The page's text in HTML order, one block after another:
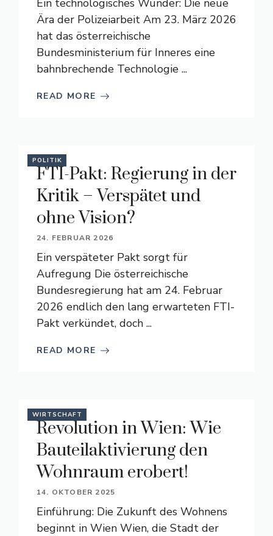
Ein technologisches Wunder: Die neue
Ära der Polizeiarbeit Am 23. März 2026
hat das österreichische
Bundesministerium für Inneres eine
bahnbrechende Technologie ...
READ MORE
POLITIK
FTI-Pakt: Regierung in der
Kritik – Verspätet und
ohne Vision?
24. FEBRUAR 2026
Ein verspäteter Pakt sorgt für
Aufregung Die österreichische
Bundesregierung hat am 24. Februar
2026 endlich den lang erwarteten FTI-
Pakt verkündet, doch ...
READ MORE
WIRTSCHAFT
Revolution in Wien: Wie
Bauteilaktivierung den
Wohnraum erobert!
14. OKTOBER 2025
Einführung: Die Zukunft des Wohnens
beginnt in Wien Wien, die Stadt der